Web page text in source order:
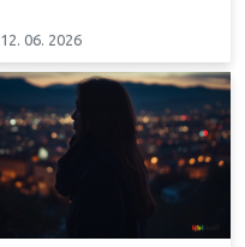
12. 06. 2026